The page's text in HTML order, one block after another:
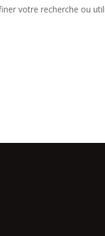
votre recherche ou